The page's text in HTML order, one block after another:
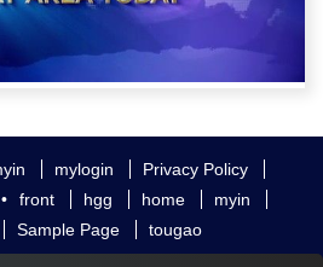
mylogin
Privacy Policy
• front hgg home
myin
Sample Page tougao